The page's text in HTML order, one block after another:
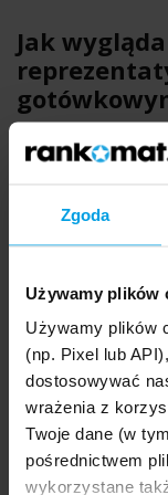
Zgoda
Używamy plików
Używamy plików
(np. Pixel lub
dostosowywać
wrażenia z
Twoje dane (w
pośrednictwem
wykorzystane
Jak
Przykład
na stronach
informacje
gotówkowych
przezCiti Handlowy
Przykład
online dla
Oprocentowania
pożyczki (bez